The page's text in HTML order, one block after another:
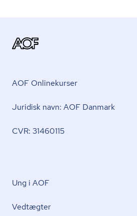
AOF Onlinekurser
Juridisk navn: AOF Danmark
CVR: 31460115
Ung i AOF
Vedtægter